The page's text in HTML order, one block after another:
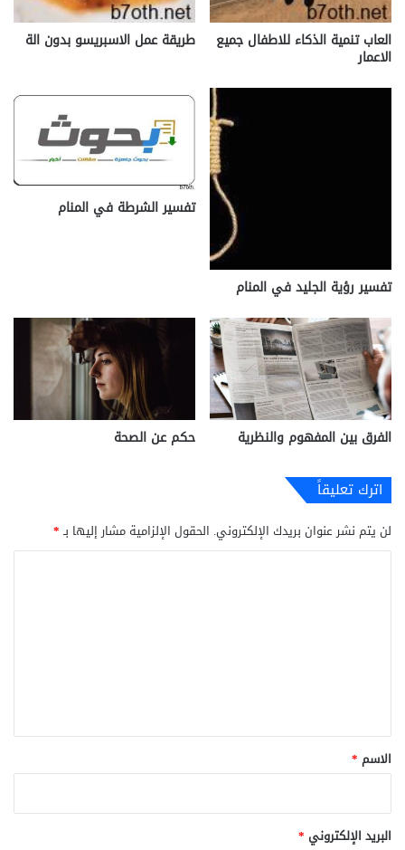
العاب تنمية الذكاء للاطفال جميع
الاعمار
طريقة عمل الاسبريسو بدون الة
تفسير رؤية الجليد في المنام
تفسير الشرطة في المنام
الفرق بين المفهوم والنظرية حكم عن الصحة
اترك تعليقاً
لن يتم نشر عنوان بريدك الإلكتروني. الحقول الإلزامية مشار إليها بـ*
*
الاسم *
البريد الإلكتروني *